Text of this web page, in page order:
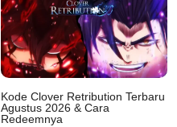
Kode Clover Retribution Terbaru
Agustus 2026 & Cara
Redeemnya